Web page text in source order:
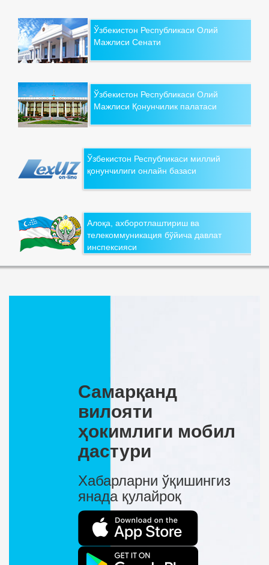
Ўзбекистон Республикаси Олий
Мажлиси Сенати
Ўзбекистон Республикаси Олий
Мажлиси Қонунчилик палатаси
Ўзбекистон Республикаси миллий
қонунчилиги онлайн базаси
Алоқа, ахборотлаштириш ва
телекоммуникация бўйича давлат
инспексияси
Самарқанд
вилояти
ҳокимлиги мобил
дастури
Хабарларни ўқишингиз
янада қулайроқ